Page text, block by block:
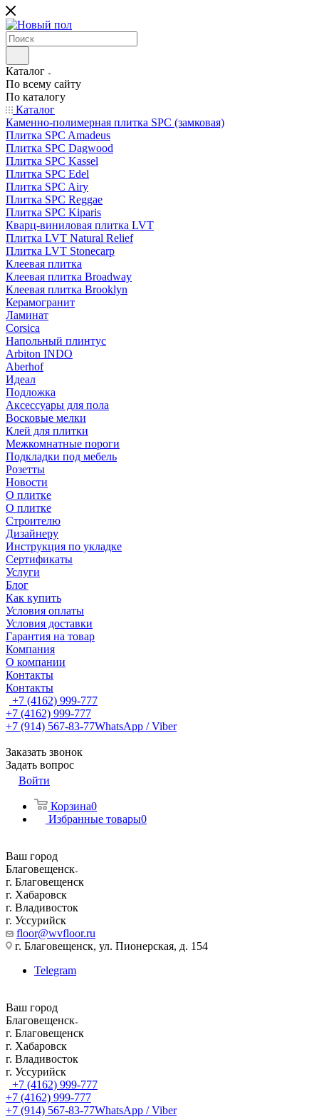
Каталог
По всему сайту
По каталогу
Каталог
Каменно-полимерная плитка SPC (замковая)
Плитка SPC Amadeus
Плитка SPC Dagwood
Плитка SPC Kassel
Плитка SPC Edel
Плитка SPC Airy
Плитка SPC Reggae
Плитка SPC Kiparis
Кварц-виниловая плитка LVT
Плитка LVT Natural Relief
Плитка LVT Stonecarp
Клеевая плитка
Клеевая плитка Broadway
Клеевая плитка Brooklyn
Керамогранит
Ламинат
Corsica
Напольный плинтус
Arbiton INDO
Aberhof
Идеал
Подложка
Аксессуары для пола
Восковые мелки
Клей для плитки
Межкомнатные пороги
Подкладки под мебель
Розетты
Новости
О плитке
О плитке
Строителю
Дизайнеру
Инструкция по укладке
Сертификаты
Услуги
Блог
Как купить
Условия оплаты
Условия доставки
Гарантия на товар
Компания
О компании
Контакты
Контакты
+7 (4162) 999-777
+7 (4162) 999-777
+7 (914) 567-83-77WhatsApp / Viber
Заказать звонок
Задать вопрос
Войти
Корзина0
Избранные товары0
Ваш город
Благовещенск
г. Благовещенск
г. Хабаровск
г. Владивосток
г. Уссурийск
floor@wvfloor.ru
г. Благовещенск, ул. Пионерская, д. 154
Telegram
Ваш город
Благовещенск
г. Благовещенск
г. Хабаровск
г. Владивосток
г. Уссурийск
+7 (4162) 999-777
+7 (4162) 999-777
+7 (914) 567-83-77WhatsApp / Viber